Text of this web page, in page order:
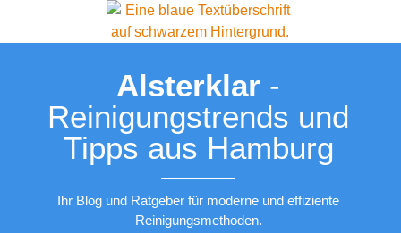
Alsterklar -
Reinigungstrends und
Tipps aus Hamburg
Ihr Blog und Ratgeber für moderne und effiziente
Reinigungsmethoden.